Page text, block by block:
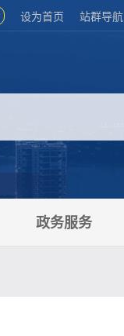
设为首页 站群导航
政务服务